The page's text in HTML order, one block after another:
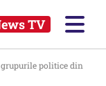
TV
politice din